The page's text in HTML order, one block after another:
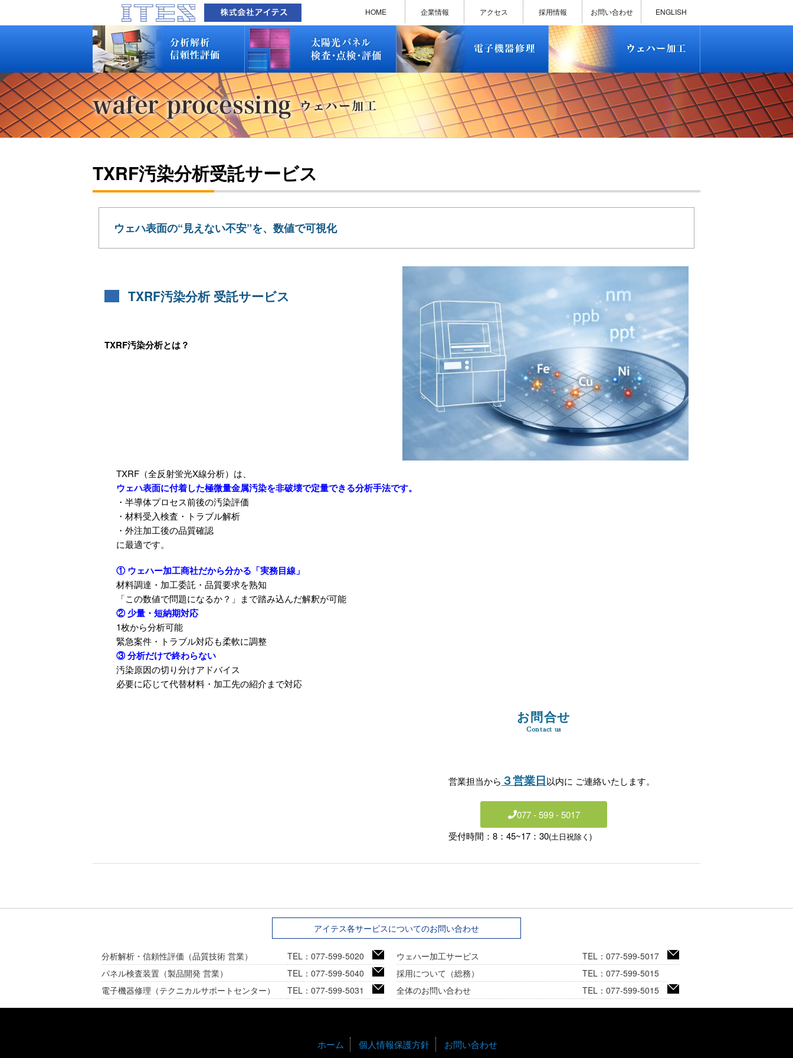
ハ
い）
HOME 企業情報 アクセス 採用情報 お問い合わせ ENGLISH
品質技術サービス TOP
故障解析・構造解析
断面研磨・加工観察・分析
表面・材料・異物・汚染分析
信頼性試験・評価
化学反応機構研究所
装置別メニュー
分析対象
装置一覧
技術資料
最新情報
分析技術者ブログ 太陽光パネル検査・点検・評価
ソラメンテ
EL･PL 検査装置
EL/PL 検査装置 保守サービス
お問い合わせ
販売終了品 修理で延命できる可能性
修理のお申し込みについて
修理実績(PC)
修理実績(PC部品)
修理実績(シーケンサー)
修理実績(インバーター)
修理実績(制御ユニット)
修理実績(モーター)
修理実績(モータードライバー)
修理実績(表示器)
修理実績(電源)
修理実績(マザーボード)
修理実績(基板)
修理実績(その他)
よくあるご質問
メルマガバックナンバー
お問い合わせ 半導体プロセス受託加工サービス
MEMS ファウンドリーサービス
精密貫通孔加工
テスト用膜付きウェハー
評価用めっき付きシリコンウエ
ハ
研削研磨・ダイシング加工
ダイヤモンドワイヤー販売
ウェハー加工実績
ウェハー販売(Si/SOI/SiC/GaAs)
ウェハーケース販売
ICP-MS汚染分析受託サービス
TXRF汚染分析受託サービス
石英基板・ガラスウェハ加工
恋する半導体（セミコイ）
恋するパワー半導体（つよこ
い）
TXRF汚染分析受託サービス
ウェハ表面の“見えない不安”を、数値で可視化
TXRF汚染分析 受託サービス
TXRF汚染分析とは？
TXRF（全反射蛍光X線分析）は、
ウェハ表面に付着した極微量金属汚染を非破壊で定量できる分析手法です。
・半導体プロセス前後の汚染評価
・材料受入検査・トラブル解析
・外注加工後の品質確認
に最適です。
① ウェハー加工商社だから分かる「実務目線」
材料調達・加工委託・品質要求を熟知
「この数値で問題になるか？」まで踏み込んだ解釈が可能
② 少量・短納期対応
1枚から分析可能
緊急案件・トラブル対応も柔軟に調整
③ 分析だけで終わらない
汚染原因の切り分けアドバイス
必要に応じて代替材料・加工先の紹介まで対応
お問合せ
Contact us
営業担当から ３営業日以内に ご連絡いたします。
077 - 599 - 5017
受付時間：8：45~17：30(土日祝除く)
アイテス各サービスについてのお問い合わせ
分析解析・信頼性評価 （品質技術 営業）
TEL：077-599-5020
パネル検査装置 （製品開発 営業）
TEL：077-599-5040
電子機器修理 （テクニカルサポートセンター） TEL：077-599-5031
ウェハー加工サービス
TEL：077-599-5017
採用について（総務）
TEL：077-599-5015
全体のお問い合わせ
TEL：077-599-5015
ホーム 個人情報保護方針 お問い合わせ